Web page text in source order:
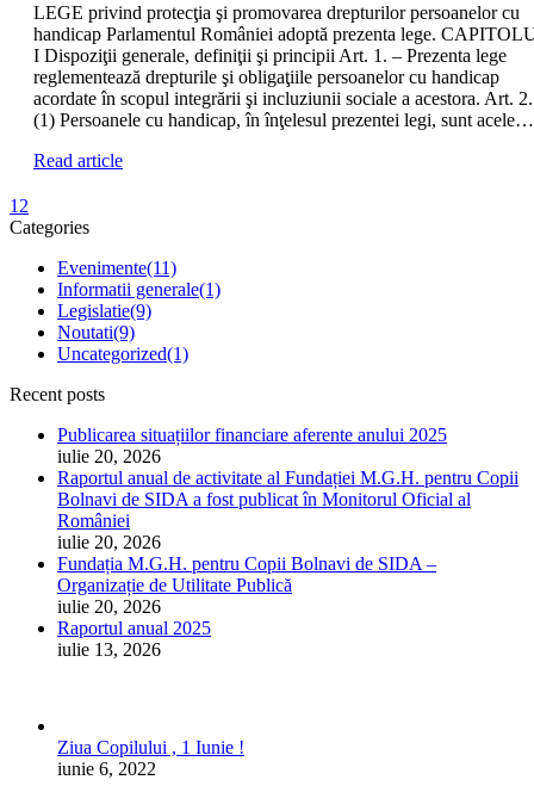
LEGE privind protecţia şi promovarea drepturilor persoanelor cu
handicap Parlamentul României adoptă prezenta lege.
I Dispoziţii generale, definiţii şi principii Art. 1. – Prezenta lege
reglementează drepturile şi obligaţiile persoanelor cu handicap
acordate în scopul integrării şi incluziunii sociale a acestora. Art.
(1) Persoanele cu handicap, în înţelesul prezentei legi, sunt acele…
Read article
1 2
Categories
Evenimente(11)
Informatii generale(1)
Legislatie(9)
Noutati(9)
Uncategorized(1)
Recent posts
Publicarea situațiilor financiare aferente anului 2025
iulie 20, 2026
Raportul anual de activitate al Fundației M.G.H. pentru Copii
Bolnavi de SIDA a fost publicat în Monitorul Oficial al
României
iulie 20, 2026
Fundația M.G.H. pentru Copii Bolnavi de SIDA –
Organizație de Utilitate Publică
iulie 20, 2026
Raportul anual 2025
iulie 13, 2026
Ziua Copilului , 1 Iunie !
iunie 6, 2022